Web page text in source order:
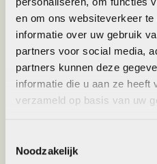
en om ons websiteverkeer
informatie over uw gebruik
partners voor social media,
partners kunnen deze
informatie die u aan ze heeft
verzameld op basis van uw
Noodzakelijk
Leverstatus
Model
Merk
Jaar